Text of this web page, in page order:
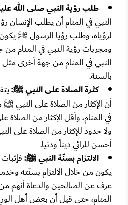
طلب رؤية النبي صلى الله
النبي في المنام أن يطلب
لرؤياه، وطلب رؤيا الرسول ﷺ
ومجربات رؤية النبي في المنام من
النبي في المنام من جهة أخرى مثل
بالسنة.
كثرة الصلاة على النبي ﷺ:
أن الإكثار من الصلاة على
ولا حدود للإكثار من الصلاة على
أحسن للرائي ديناً ودنيا.
الالتزام بسنّة النبي ﷺ:
يكون من خلال الالتزام بسنّته
عرف عن الصالحين والدعاة أنهم
المنام، حتى قيل أن بعض أهل